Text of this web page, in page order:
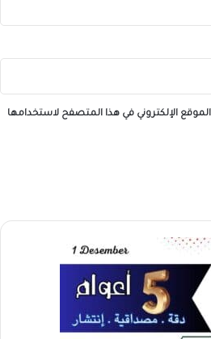
الإلكتروني في هذا المتصفح لاستخدامها